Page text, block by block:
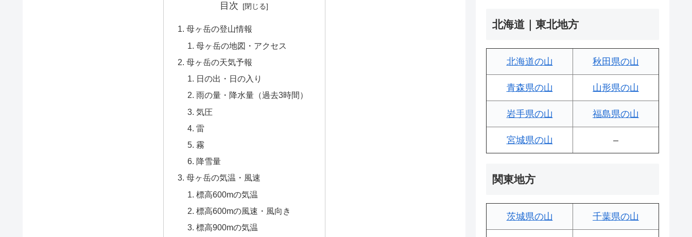
目次
母ヶ岳の登山情報
母ヶ岳の地図・アクセス
母ヶ岳の天気予報
日の出・日の入り
雨の量・降水量（過去3時間）
気圧
雷
霧
降雪量
母ヶ岳の気温・風速
標高600mの気温
標高600mの風速・風向き
標高900mの気温
北海道｜東北地方
北海道の山 秋田県の山
青森県の山 山形県の山
岩手県の山 福島県の山
宮城県の山 –
関東地方
茨城県の山 千葉県の山